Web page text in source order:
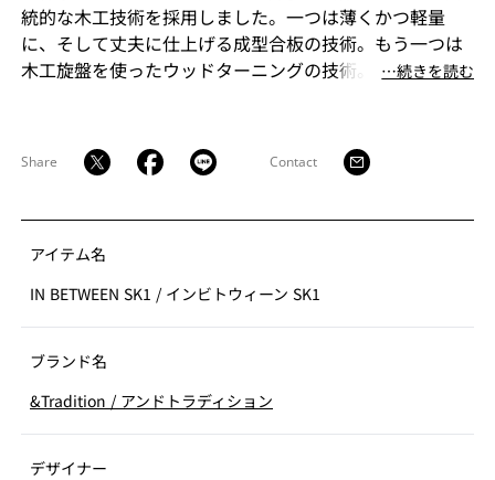
統的な木工技術を採用しました。一つは薄くかつ軽量
に、そして丈夫に仕上げる成型合板の技術。もう一つは
木工旋盤を使ったウッドターニングの技術。彼がプロト
⋯続きを読む
Share Contact
アイテム名
IN BETWEEN SK1 / インビトウィーン SK1
ブランド名
&Tradition / アンドトラディション
デザイナー